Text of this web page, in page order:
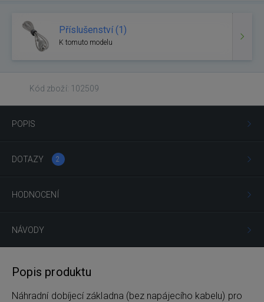
Příslušenství (1)
K tomuto modelu
Kód zboží: 102509
POPIS
DOTAZY 2
HODNOCENÍ
NÁVODY
Popis produktu
Náhradní dobíjecí základna (bez napájecího kabelu) pro